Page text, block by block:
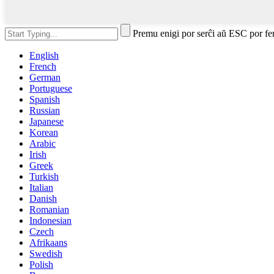
Premu enigi por serĉi aŭ ESC por
English
French
German
Portuguese
Spanish
Russian
Japanese
Korean
Arabic
Irish
Greek
Turkish
Italian
Danish
Romanian
Indonesian
Czech
Afrikaans
Swedish
Polish